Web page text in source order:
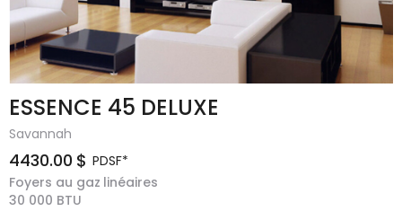
ESSENCE 45 DELUXE
Savannah
4430.00 $ PDSF*
Foyers au gaz linéaires
30 000 BTU